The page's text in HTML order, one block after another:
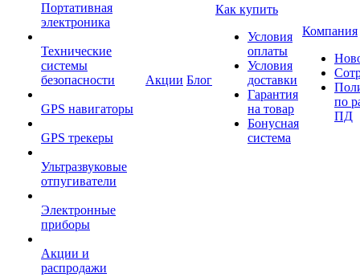
Портативная
электроника
Технические
системы
безопасности
GPS навигаторы
GPS трекеры
Ультразвуковые
отпугиватели
Электронные
приборы
Акции и
распродажи
Акции Блог
Как купить
Условия
оплаты
Условия
доставки
Гарантия
на товар
Бонусная
система
Компания
по
ПД